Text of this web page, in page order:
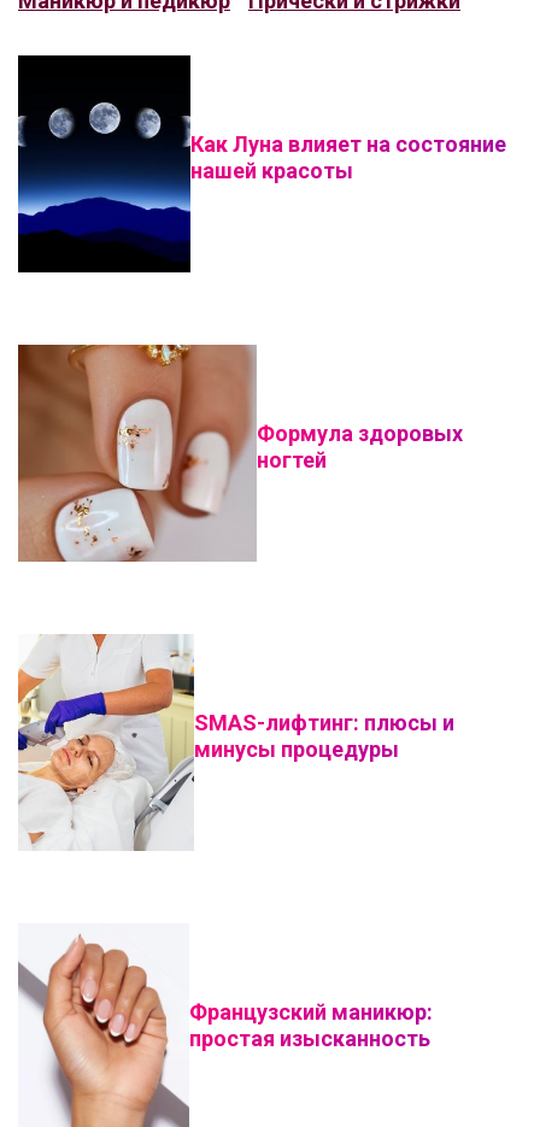
Как Луна влияет на состояние
нашей красоты
Формула здоровых
ногтей
SMAS-лифтинг: плюсы и
минусы процедуры
Французский маникюр:
простая изысканность